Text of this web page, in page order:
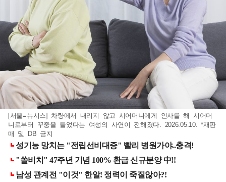
[서울=뉴시스] 차량에서 내리지 않고 시어머니에게 인사를 해 시어머
니로부터 꾸중을 들었다는 여성의 사연이 전해졌다. 2026.05.10. *재판
매 및 DB 금지